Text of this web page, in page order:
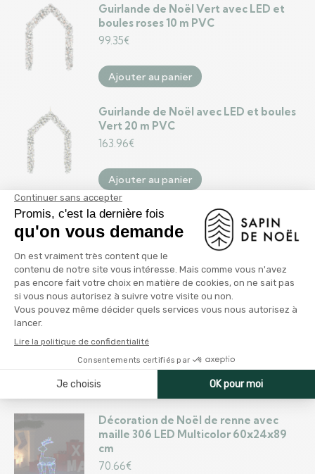
Guirlande de Noël Vert avec LED et
boules roses 10 m PVC
99.35€
Ajouter au panier
Guirlande de Noël avec LED et boules
Vert 20 m PVC
163.96€
Ajouter au panier
Guirlande de Noël Vert avec LED et
boules dorée-bronze 10 m PVC
Ajouter au panier
Décoration de Noël Rennes et
78.07€
Décoration de Noël de renne avec
maille 306 LED Multicolor 60x24x89
cm
70.66€